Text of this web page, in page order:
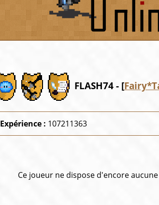
FLASH74 - [
Expérience : 107211363
Ce joueur ne dispose d'encore